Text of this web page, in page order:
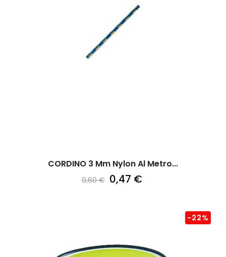
CORDINO 3 Mm Nylon Al Metro...
0,60 € 0,47 €
-22%